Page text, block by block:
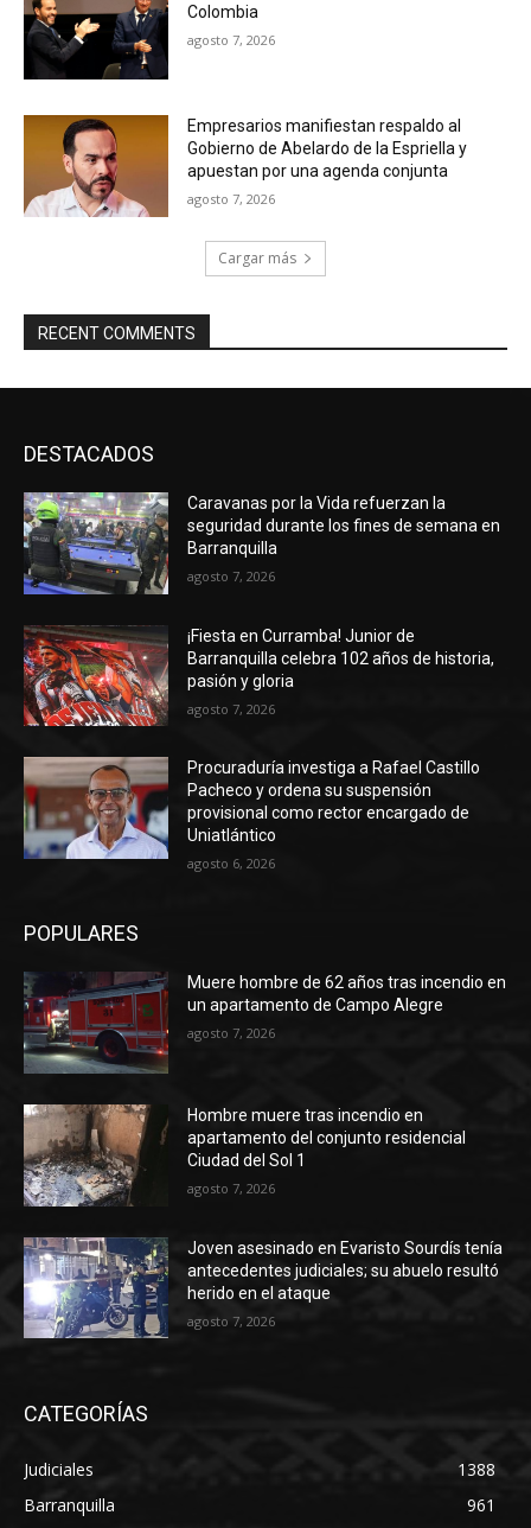
Colombia
agosto 7, 2026
Empresarios manifiestan respaldo al
Gobierno de Abelardo de la Espriella y
apuestan por una agenda conjunta
agosto 7, 2026
Cargar más
RECENT COMMENTS
DESTACADOS
Caravanas por la Vida refuerzan la
seguridad durante los fines de semana en
Barranquilla
agosto 7, 2026
¡Fiesta en Curramba! Junior de
Barranquilla celebra 102 años de historia,
pasión y gloria
agosto 7, 2026
Procuraduría investiga a Rafael Castillo
Pacheco y ordena su suspensión
provisional como rector encargado de
Uniatlántico
agosto 6, 2026
POPULARES
Muere hombre de 62 años tras incendio en
un apartamento de Campo Alegre
agosto 7, 2026
Hombre muere tras incendio en
apartamento del conjunto residencial
Ciudad del Sol 1
agosto 7, 2026
Joven asesinado en Evaristo Sourdís tenía
antecedentes judiciales; su abuelo resultó
herido en el ataque
agosto 7, 2026
CATEGORÍAS
Judiciales
1388
Barranquilla
961